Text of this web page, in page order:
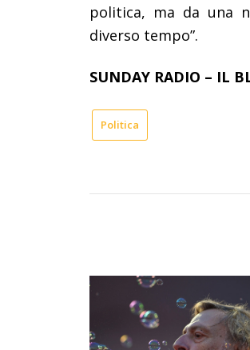
politica, ma da una
diverso tempo”.
SUNDAY RADIO – IL
Politica